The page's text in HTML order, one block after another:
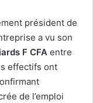
président de
a vu son
F CFA entre
effectifs ont
de l’emploi